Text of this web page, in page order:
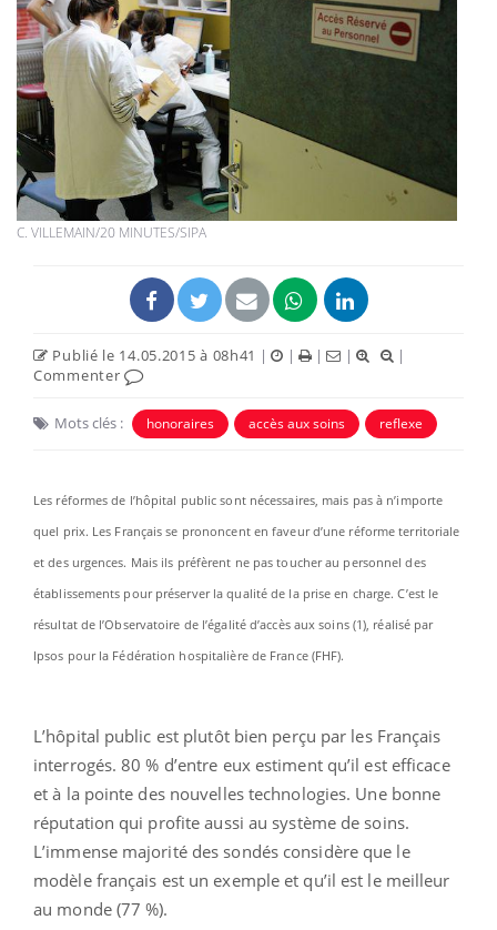
C. VILLEMAIN/20 MINUTES/SIPA
Publié le 14.05.2015 à 08h41 | | | |
|
Commenter
Mots clés : honoraires accès aux soins reflexe
Les réformes de l’hôpital public sont nécessaires, mais pas à n’importe
quel prix. Les Français se prononcent en faveur d’une réforme territoriale
et des urgences. Mais ils préfèrent ne pas toucher au personnel des
établissements pour préserver la qualité de la prise en charge. C’est le
résultat de l’Observatoire de l’égalité d’accès aux soins (1), réalisé par
Ipsos pour la Fédération hospitalière de France (FHF).
L’hôpital public est plutôt bien perçu par les Français
interrogés. 80 % d’entre eux estiment qu’il est efficace
et à la pointe des nouvelles technologies. Une bonne
réputation qui profite aussi au système de soins.
L’immense majorité des sondés considère que le
modèle français est un exemple et qu’il est le meilleur
au monde (77 %).